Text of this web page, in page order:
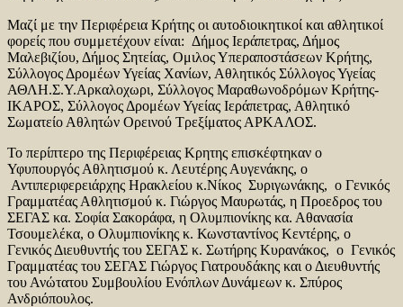
Μαζί με την Περιφέρεια Κρήτης οι αυτοδιοικητικοί και αθλητικοί
φορείς που συμμετέχουν είναι: Δήμος Ιεράπετρας, Δήμος
Μαλεβιζίου, Δήμος Σητείας, Ομιλος Υπεραποστάσεων Κρήτης,
Σύλλογος Δρομέων Υγείας Χανίων, Αθλητικός Σύλλογος Υγείας
ΑΘΛΗ.Σ.Υ.Αρκαλοχωρι, Σύλλογος Μαραθωνοδρόμων Κρήτης-
ΙΚΑΡΟΣ, Σύλλογος Δρομέων Υγείας Ιεράπετρας, Αθλητικό
Σωματείο Αθλητών Ορεινού Τρεξίματος ΑΡΚΑΛΟΣ.
Το περίπτερο της Περιφέρειας Κρητης επισκέφτηκαν ο
Υφυπουργός Αθλητισμού κ. Λευτέρης Αυγενάκης, ο
Αντιπεριφερειάρχης Ηρακλείου κ.Νίκος Συριγωνάκης, ο Γενικός
Γραμματέας Αθλητισμού κ. Γιώργος Μαυρωτάς, η Προεδρος του
ΣΕΓΑΣ κα. Σοφία Σακοράφα, η Ολυμπιονίκης κα. Αθανασία
Τσουμελέκα, ο Ολυμπιονίκης κ. Κωνσταντίνος Κεντέρης, ο
Γενικός Διευθυντής του ΣΕΓΑΣ κ. Σωτήρης Κυρανάκος, ο Γενικός
Γραμματέας του ΣΕΓΑΣ Γιώργος Γιατρουδάκης και ο Διευθυντής
του Ανώτατου Συμβουλίου Ενόπλων Δυνάμεων κ. Σπύρος
Ανδριόπουλος.